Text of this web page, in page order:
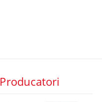
Producatori